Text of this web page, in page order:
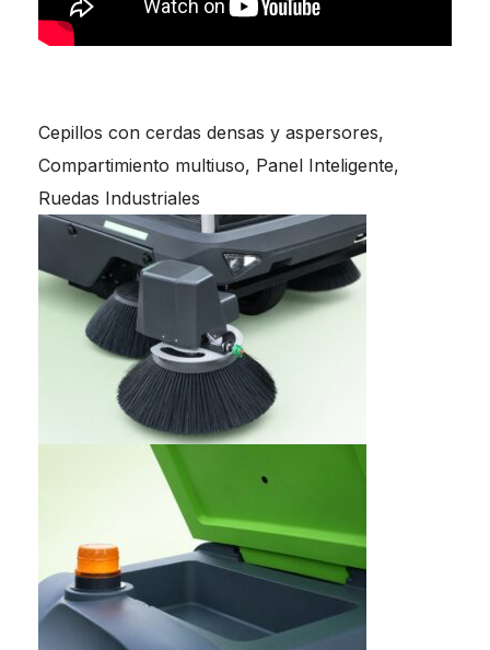
Cepillos con cerdas densas y aspersores,
Compartimiento multiuso, Panel Inteligente,
Ruedas Industriales